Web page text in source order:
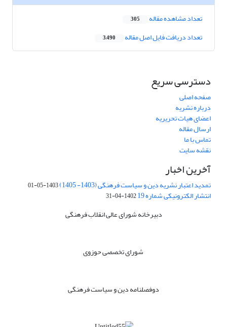
تعداد مشاهده مقاله 305
تعداد دریافت فایل اصل مقاله 3,490
دسترسی سریع
صفحه اصلی
درباره نشریه
اعضای هیات تحریریه
ارسال مقاله
تماس با ما
نقشه سایت
آخرین اخبار
تمدید اعتبار نشریه دین و سیاست فرهنگی (1403- 1405) 1403-05-01
انتشار الکترونیکی شماره 19 1402-04-31
دبیرخانه شورای عالی انقلاب فرهنگی
شورای تخصصی حوزوی
دوفصلنامه دین و سیاست فرهنگی